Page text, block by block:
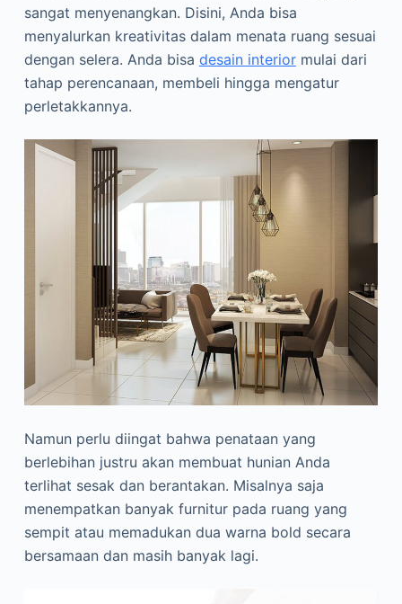
sangat menyenangkan. Disini, Anda bisa
menyalurkan kreativitas dalam menata ruang sesuai
dengan selera. Anda bisa desain interiormulai dari
tahap perencanaan, membeli hingga mengatur
perletakkannya.
Namun perlu diingat bahwa penataan yang
berlebihan justru akan membuat hunian Anda
terlihat sesak dan berantakan. Misalnya saja
menempatkan banyak furnitur pada ruang yang
sempit atau memadukan dua warna bold secara
bersamaan dan masih banyak lagi.